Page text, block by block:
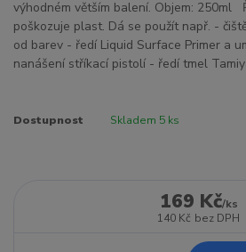
výhodném větším balení. Objem: 250ml
poškozuje plast. Dá se použít např. -
od barev - ředí Liquid Surface Primer a
nanášení stříkací pistolí - ředí tmel
Dostupnost Skladem 5 ks
169 Kč/ks
140 Kč bez DPH